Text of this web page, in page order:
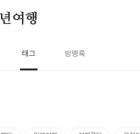
여행
태그 방명록